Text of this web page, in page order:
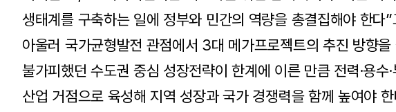
생태계를 구축하는 일에 정부와 민간의 역량을 총결집해야 한다
아울러 국가균형발전 관점에서 3대 메가프로젝트의 추진 방향
불가피했던 수도권 중심 성장전략이 한계에 이른 만큼 전력·용수
산업 거점으로 육성해 지역 성장과 국가 경쟁력을 함께 높여야